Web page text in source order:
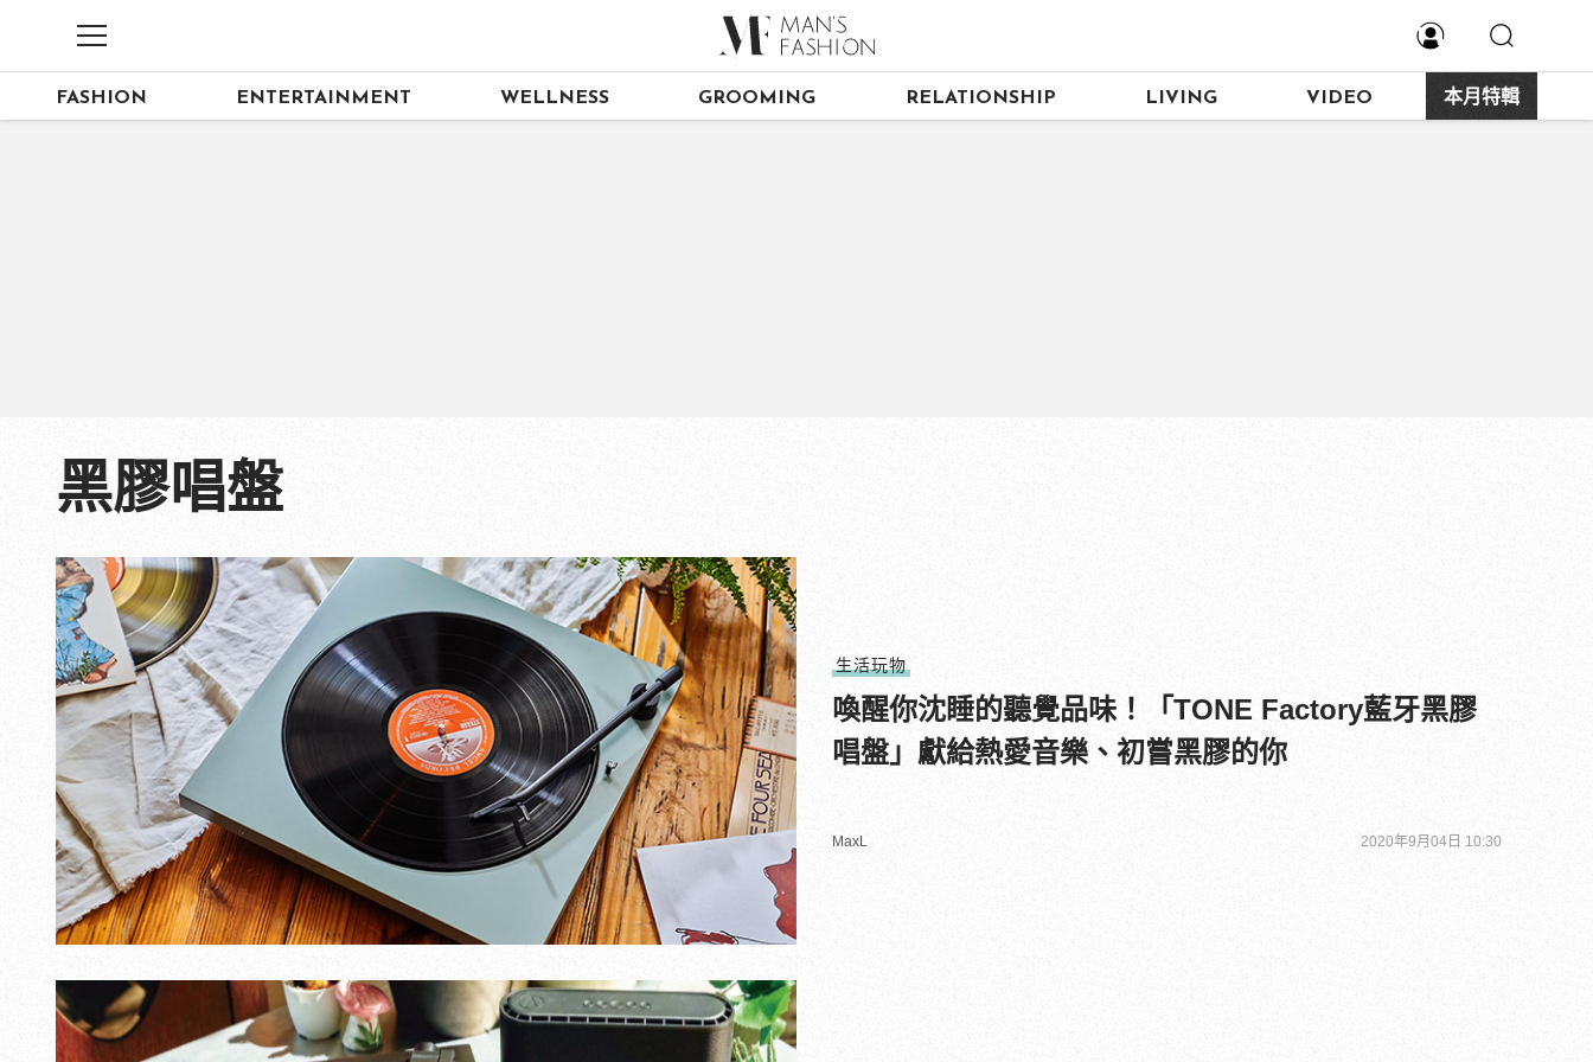
FASHION ENTERTAINMENT WELLNESS GROOMING RELATIONSHIP LIVING VIDEO 本月特輯
黑膠唱盤
生活玩物
喚醒你沈睡的聽覺品味！「TONE Factory藍牙黑膠
唱盤」獻給熱愛音樂、初嘗黑膠的你
MaxL 2020年9月04日 10:30